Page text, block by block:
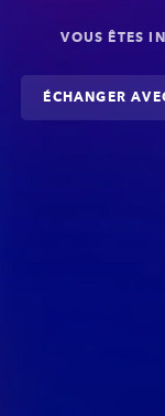
VOUS ÊTES
ÉCHANGER